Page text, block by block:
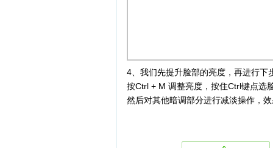
4、我们先提升脸部的亮度，再进行下
按Ctrl + M 调整亮度，按住Ctrl键点选
然后对其他暗调部分进行减淡操作，